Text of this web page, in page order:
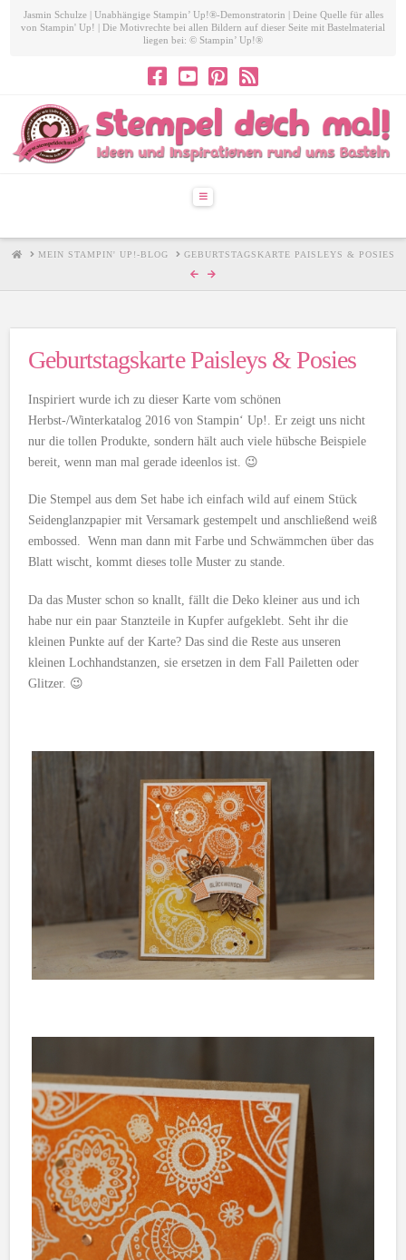
Jasmin Schulze | Unabhängige Stampin’ Up!®-Demonstratorin | Deine Quelle für alles
von Stampin' Up! | Die Motivrechte bei allen Bildern auf dieser Seite mit Bastelmaterial
liegen bei: © Stampin’ Up!®
Navigation
HOMEMEIN STAMPIN' UP!-BLOG GEBURTSTAGSKARTE PAISLEYS & POSIES
Geburtstagskarte Paisleys & Posies
Inspiriert wurde ich zu dieser Karte vom schönen
Herbst-/Winterkatalog 2016 von Stampin‘ Up!. Er zeigt uns nicht
nur die tollen Produkte, sondern hält auch viele hübsche Beispiele
bereit, wenn man mal gerade ideenlos ist. 😉
Die Stempel aus dem Set habe ich einfach wild auf einem Stück
Seidenglanzpapier mit Versamark gestempelt und anschließend weiß
embossed. Wenn man dann mit Farbe und Schwämmchen über das
Blatt wischt, kommt dieses tolle Muster zu stande.
Da das Muster schon so knallt, fällt die Deko kleiner aus und ich
habe nur ein paar Stanzteile in Kupfer aufgeklebt. Seht ihr die
kleinen Punkte auf der Karte? Das sind die Reste aus unseren
kleinen Lochhandstanzen, sie ersetzen in dem Fall Pailetten oder
Glitzer. 😉